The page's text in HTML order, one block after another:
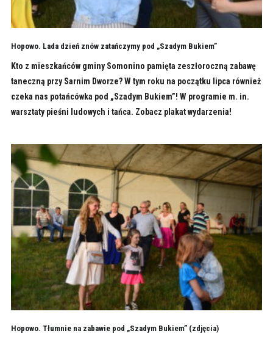
Hopowo. Lada dzień znów zatańczymy pod „Szadym Bukiem”
Kto z mieszkańców gminy Somonino pamięta zeszłoroczną zabawę
taneczną przy Sarnim Dworze? W tym roku na początku lipca również
czeka nas potańcówka pod „Szadym Bukiem”! W programie m. in.
warsztaty pieśni ludowych i tańca. Zobacz plakat wydarzenia!
Hopowo. Tłumnie na zabawie pod „Szadym Bukiem” (zdjęcia)